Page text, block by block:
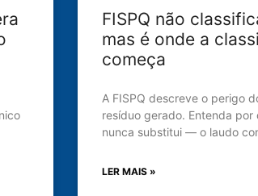
FISPQ não
mas é onde a
começa
A FISPQ descreve o perigo
resíduo gerado. Entenda
nunca substitui — o laudo
LER MAIS »